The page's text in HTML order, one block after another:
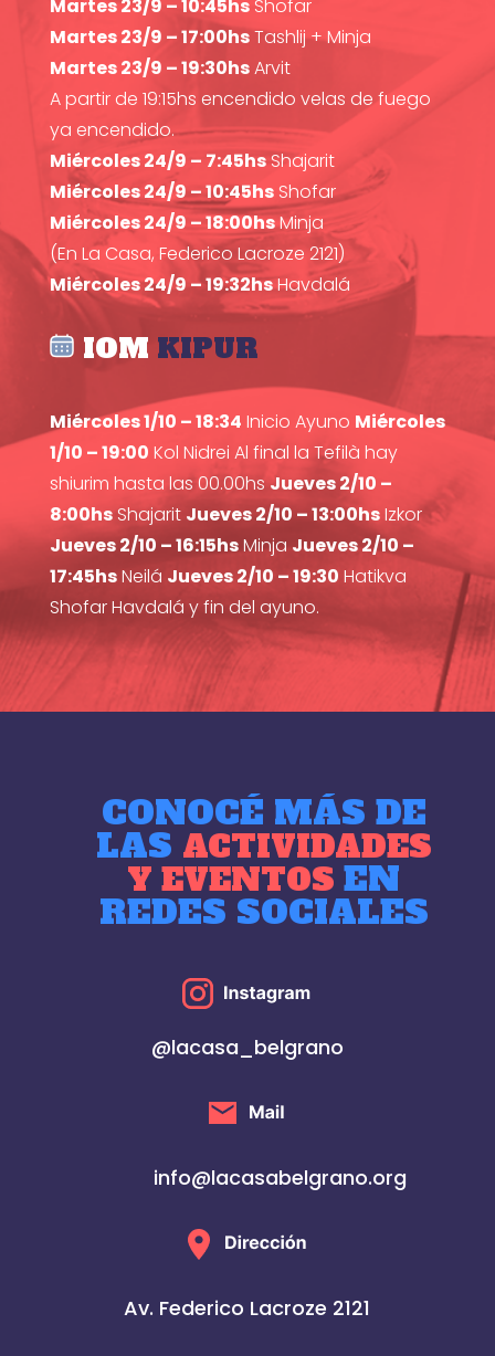
Martes 23/9 – 10:45hsShofar
Martes 23/9 – 17:00hsTashlij + Minja
Martes 23/9 – 19:30hsArvit
A partir de 19:15hs encendido velas de fuego
ya encendido.
Miércoles 24/9 – 7:45hsShajarit
Miércoles 24/9 – 10:45hsShofar
Miércoles 24/9 – 18:00hsMinja
(En La Casa, Federico Lacroze 2121)
Miércoles 24/9 – 19:32hsHavdalá
IOM KIPUR
Miércoles 1/10 – 18:34 Inicio Ayuno Miércoles
1/10 – 19:00 Kol Nidrei Al final la Tefilà hay
shiurim hasta las 00.00hsJueves 2/10 –
8:00hsShajarit Jueves 2/10 – 13:00hsIzkor
Jueves 2/10 – 16:15hsMinja Jueves 2/10 –
17:45hsNeilá Jueves 2/10 – 19:30 Hatikva
Shofar Havdalá y fin del ayuno.
CONOCÉ MÁS DE
LAS ACTIVIDADES
Y EVENTOSEN
REDES SOCIALES
@lacasa_belgrano
info@lacasabelgrano.org
Av. Federico Lacroze 2121